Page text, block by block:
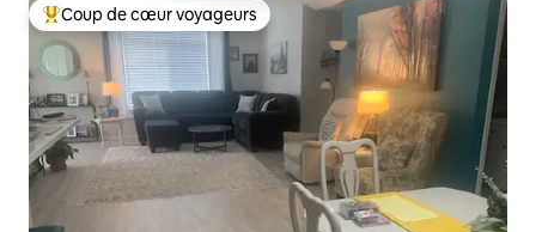
Coups de cœur voyageurs les plus appréciés
Coup de cœur voyageurs